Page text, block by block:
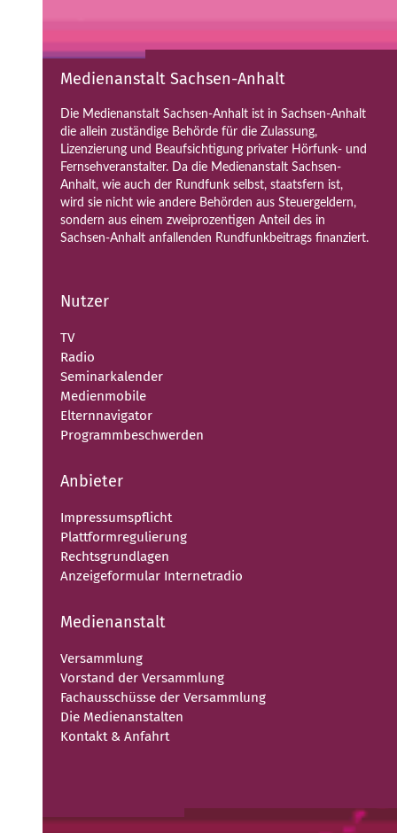
Medienanstalt Sachsen-Anhalt
Die Medienanstalt Sachsen-Anhalt ist in Sachsen-Anhalt
die allein zuständige Behörde für die Zulassung,
Lizenzierung und Beaufsichtigung privater Hörfunk- und
Fernsehveranstalter. Da die Medienanstalt Sachsen-
Anhalt, wie auch der Rundfunk selbst, staatsfern ist,
wird sie nicht wie andere Behörden aus Steuergeldern,
sondern aus einem zweiprozentigen Anteil des in
Sachsen-Anhalt anfallenden Rundfunkbeitrags finanziert.
Nutzer
TV
Radio
Seminarkalender
Medienmobile
Elternnavigator
Programmbeschwerden
Anbieter
Impressumspflicht
Plattformregulierung
Rechtsgrundlagen
Anzeigeformular Internetradio
Medienanstalt
Versammlung
Vorstand der Versammlung
Fachausschüsse der Versammlung
Die Medienanstalten
Kontakt & Anfahrt